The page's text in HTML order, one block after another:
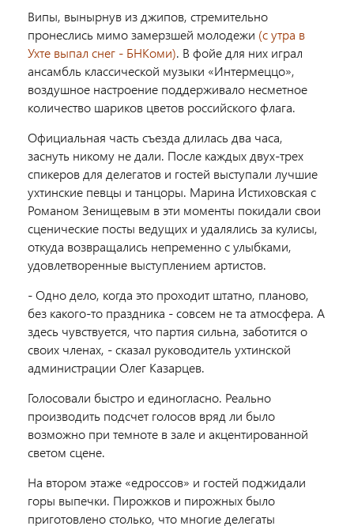
Випы, вынырнув из джипов, стремительно
пронеслись мимо замерзшей молодежи (с утра в
Ухте выпал снег - БНКоми). В фойе для них играл
ансамбль классической музыки «Интермеццо»,
воздушное настроение поддерживало несметное
количество шариков цветов российского флага.
Официальная часть съезда длилась два часа,
заснуть никому не дали. После каждых двух-трех
спикеров для делегатов и гостей выступали лучшие
ухтинские певцы и танцоры. Марина Истиховская с
Романом Зенищевым в эти моменты покидали свои
сценические посты ведущих и удалялись за кулисы,
откуда возвращались непременно с улыбками,
удовлетворенные выступлением артистов.
- Одно дело, когда это проходит штатно, планово,
без какого-то праздника - совсем не та атмосфера. А
здесь чувствуется, что партия сильна, заботится о
своих членах, - сказал руководитель ухтинской
администрации Олег Казарцев.
Голосовали быстро и единогласно. Реально
производить подсчет голосов вряд ли было
возможно при темноте в зале и акцентированной
светом сцене.
На втором этаже «едроссов» и гостей поджидали
горы выпечки. Пирожков и пирожных было
приготовлено столько, что многие делегаты